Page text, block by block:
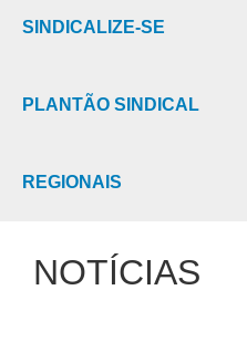
SINDICALIZE-SE
PLANTÃO SINDICAL
REGIONAIS
NOTÍCIAS